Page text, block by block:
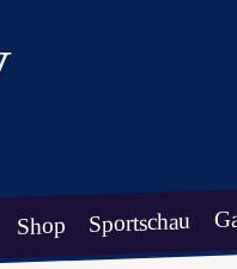
Shop Sportschau